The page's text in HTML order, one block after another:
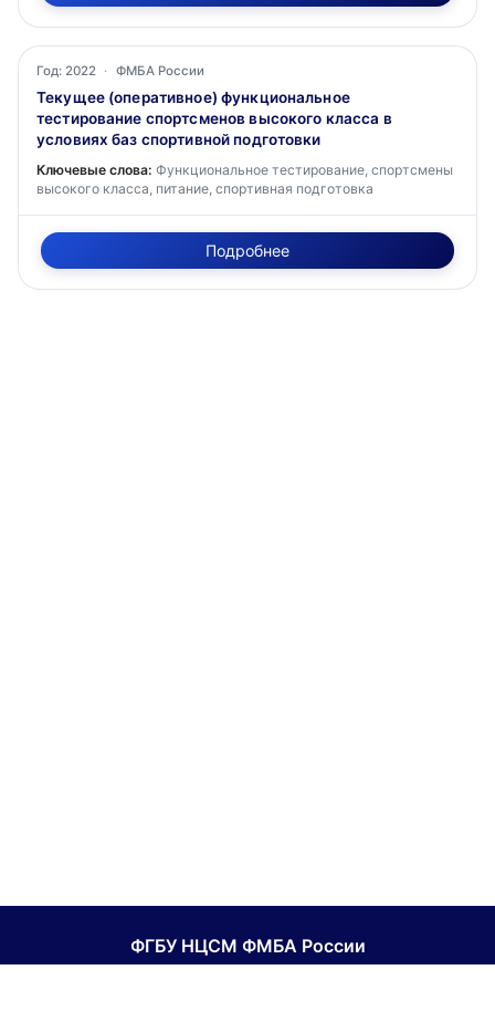
Год: 2022 · ФМБА России
Текущее (оперативное) функциональное
тестирование спортсменов высокого класса в
условиях баз спортивной подготовки
Ключевые слова: Функциональное тестирование, спортсмены
высокого класса, питание, спортивная подготовка
Подробнее
ФГБУ НЦСМ ФМБА России